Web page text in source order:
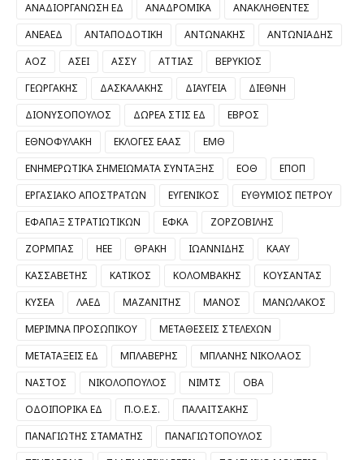
ΑΝΑΔΙΟΡΓΑΝΩΣΗ ΕΔ
ΑΝΑΔΡΟΜΙΚΑ
ΑΝΑΚΛΗΘΕΝΤΕΣ
ΑΝΕΑΕΔ
ΑΝΤΑΠΟΔΟΤΙΚΗ ΑΝΤΩΝΑΚΗΣ
ΑΝΤΩΝΙΑΔΗΣ
ΑΟΖ
ΑΣΕΙ ΑΣΣΥ ΑΤΤΙΑΣ
ΒΕΡΥΚΙΟΣ
ΓΕΩΡΓΑΚΗΣ
ΔΑΣΚΑΛΑΚΗΣ ΔΙΑΥΓΕΙΑ
ΔΙΕΘΝΗ
ΔΙΟΝΥΣΟΠΟΥΛΟΣ
ΔΩΡΕΑ ΣΤΙΣ ΕΔ
ΕΒΡΟΣ
ΕΘΝΟΦΥΛΑΚΗ
ΕΚΛΟΓΕΣ ΕΑΑΣ
ΕΜΘ
ΕΝΗΜΕΡΩΤΙΚΑ ΣΗΜΕΙΩΜΑΤΑ ΣΥΝΤΑΞΗΣ
ΕΟΘ
ΕΠΟΠ
ΕΡΓΑΣΙΑΚΟ ΑΠΟΣΤΡΑΤΩΝ
ΕΥΓΕΝΙΚΟΣ
ΕΥΘΥΜΙΟΣ ΠΕΤΡΟΥ
ΕΦΑΠΑΞ ΣΤΡΑΤΙΩΤΙΚΩΝ
ΕΦΚΑ
ΖΟΡΖΟΒΙΛΗΣ
ΖΟΡΜΠΑΣ
ΗΕΕ ΘΡΑΚΗ ΙΩΑΝΝΙΔΗΣ
ΚΑΑΥ
ΚΑΣΣΑΒΕΤΗΣ
ΚΑΤΙΚΟΣ ΚΟΛΟΜΒΑΚΗΣ
ΚΟΥΣΑΝΤΑΣ
ΚΥΣΕΑ
ΛΑΕΔ ΜΑΖΑΝΙΤΗΣ ΜΑΝΟΣ
ΜΑΝΩΛΑΚΟΣ
ΜΕΡΙΜΝΑ ΠΡΟΣΩΠΙΚΟΥ
ΜΕΤΑΘΕΣΕΙΣ ΣΤΕΛΕΧΩΝ
ΜΕΤΑΤΑΞΕΙΣ ΕΔ
ΜΠΛΑΒΕΡΗΣ
ΜΠΛΑΝΗΣ ΝΙΚΟΛΑΟΣ
ΝΑΣΤΟΣ
ΝΙΚΟΛΟΠΟΥΛΟΣ ΝΙΜΤΣ
ΟΒΑ
ΟΔΟΙΠΟΡΙΚΑ ΕΔ
Π.Ο.Ε.Σ.
ΠΑΛΑΙΤΣΑΚΗΣ
ΠΑΝΑΓΙΩΤΗΣ ΣΤΑΜΑΤΗΣ
ΠΑΝΑΓΙΩΤΟΠΟΥΛΟΣ